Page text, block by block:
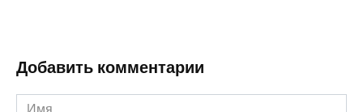
Добавить комментарии
Имя